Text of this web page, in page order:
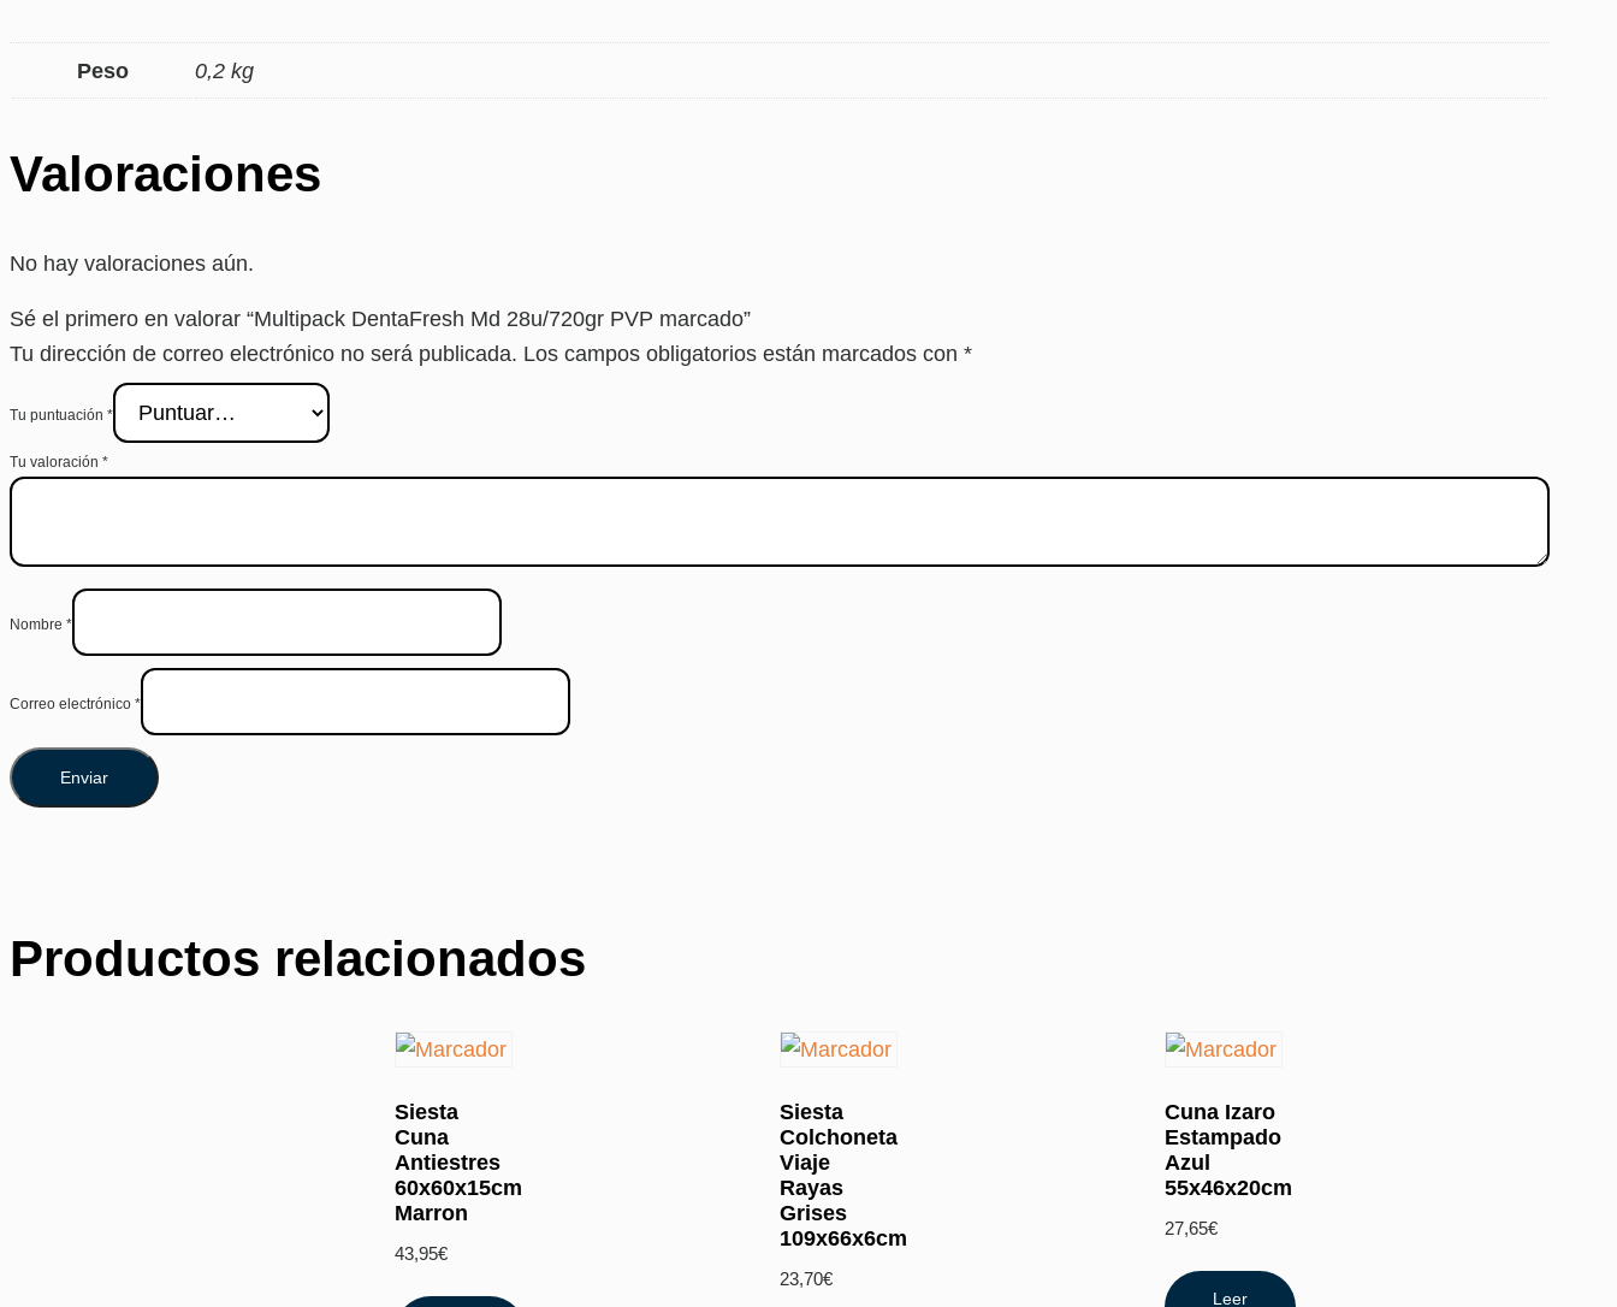
Peso 0,2 kg
Valoraciones
No hay valoraciones aún.
Sé el primero en valorar “Multipack DentaFresh Md 28u/720gr PVP marcado”
Tu dirección de correo electrónico no será publicada. Los campos obligatorios están marcados con *
Tu puntuación *
Tu valoración *
Nombre *
Correo electrónico *
Productos relacionados
Siesta
Cuna
Antiestres
60x60x15cm
Marron
43,95€
Siesta
Colchoneta
Viaje
Rayas
Grises
109x66x6cm
23,70€
Cuna Izaro
Estampado
Azul
55x46x20cm
27,65€
Leer